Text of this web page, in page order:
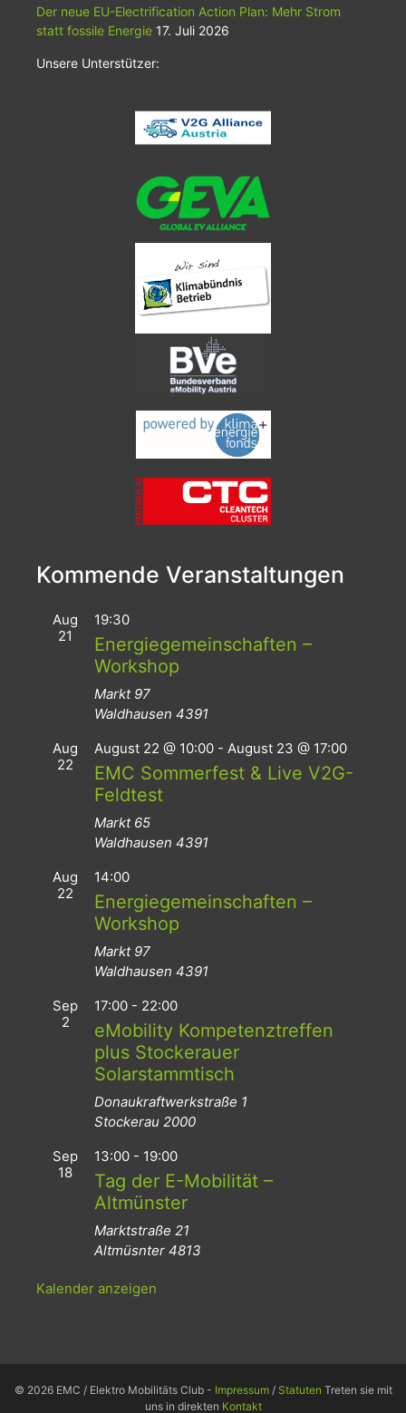
Der neue EU-Electrification Action Plan: Mehr Strom
statt fossile Energie 17. Juli 2026
Unsere Unterstützer:
Kommende Veranstaltungen
Aug
21
19:30
Energiegemeinschaften –
Workshop
Markt 97
Waldhausen 4391
Aug
22
August 22 @ 10:00 - August 23 @ 17:00
EMC Sommerfest & Live V2G-
Feldtest
Markt 65
Waldhausen 4391
Aug
22
14:00
Energiegemeinschaften –
Workshop
Markt 97
Waldhausen 4391
Sep
2
17:00 - 22:00
eMobility Kompetenztreffen
plus Stockerauer
Solarstammtisch
Donaukraftwerkstraße 1
Stockerau 2000
Sep
18
13:00 - 19:00
Tag der E-Mobilität –
Altmünster
Marktstraße 21
Altmüsnter 4813
Kalender anzeigen
© 2026 EMC / Elektro Mobilitäts Club - Impressum/ Statuten Treten sie mit
uns in direkten Kontakt